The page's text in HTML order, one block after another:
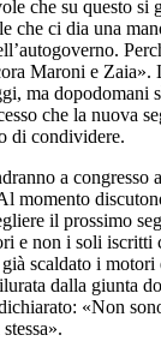
che su questo si
che ci dia una
Maroni e Zaia».
ma dopodomani
che la nuova
di condividere.
a congresso
momento
il prossimo
e non i soli iscritti
scaldato i motori
dalla giunta
«Non